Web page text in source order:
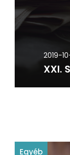
2019-
XXI.
Egyéb